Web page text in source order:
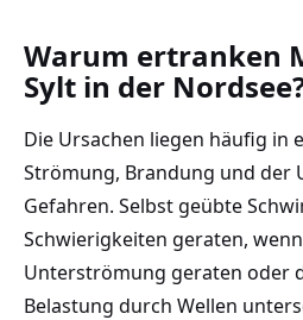
Warum ertranken
Sylt in der
Die Ursachen liegen häufig in
Strömung, Brandung und der
Gefahren. Selbst geübte
Schwierigkeiten geraten,
Unterströmung geraten oder
Belastung durch Wellen